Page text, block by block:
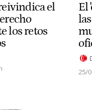
el
los retos
El
25/